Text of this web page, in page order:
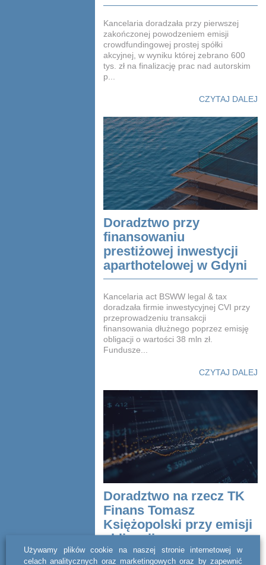
Kancelaria doradzała przy pierwszej
zakończonej powodzeniem emisji
crowdfundingowej prostej spółki
akcyjnej, w wyniku której zebrano 600
tys. zł na finalizację prac nad autorskim
p...
CZYTAJ DALEJ
Doradztwo przy
finansowaniu
prestiżowej inwestycji
aparthotelowej w Gdyni
Kancelaria act BSWW legal & tax
doradzała firmie inwestycyjnej CVI przy
przeprowadzeniu transakcji
finansowania dłużnego poprzez emisję
obligacji o wartości 38 mln zł.
Fundusze...
CZYTAJ DALEJ
Doradztwo na rzecz TK
Finans Tomasz
Księżopolski przy emisji
obligacji
Używamy plików cookie na naszej stronie internetowej w
celach analitycznych oraz marketingowych oraz by zapewnić